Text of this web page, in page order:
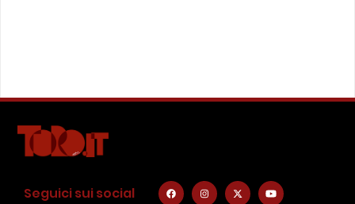
Seguici sui social